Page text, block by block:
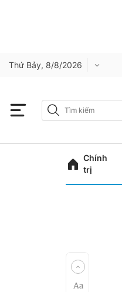
Thứ Bảy, 8/8/2026
Chính
trị